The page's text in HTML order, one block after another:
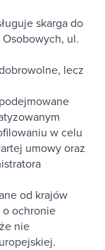
skarga do
ul.
lecz
w celu
umowy oraz
od krajów
ochronie
nie